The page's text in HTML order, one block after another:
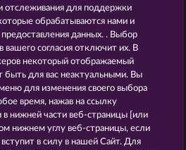
Roman Legion
отслеживания для поддержки
обрабатываются нами и
данных. . Выбор
вашего согласия отключит их. В
некоторый отображаемый
быть для вас неактуальными. Вы
для изменения своего выбора
время, нажав на ссылку
в нижней части веб-страницы [или
нижнем углу веб-страницы, если
в силу в нашей Сайт. Для